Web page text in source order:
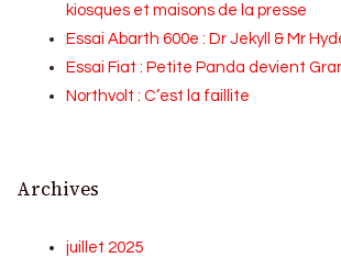
kiosques et maisons de la presse
Essai Abarth 600e : Dr Jekyll & Mr
Essai Fiat : Petite Panda devient
Northvolt : C’est la faillite
Archives
juillet 2025